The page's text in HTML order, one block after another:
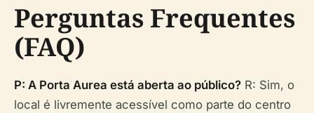
Perguntas Frequentes
(FAQ)
P: A Porta Aurea está aberta ao público? R: Sim, o
local é livremente acessível como parte do centro